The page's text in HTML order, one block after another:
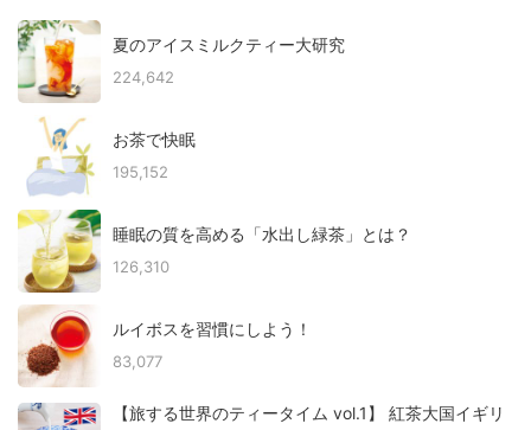
夏のアイスミルクティー大研究
224,642
お茶で快眠
195,152
睡眠の質を高める「水出し緑茶」とは？
126,310
ルイボスを習慣にしよう！
83,077
【旅する世界のティータイム vol.1】 紅茶大国イギリ